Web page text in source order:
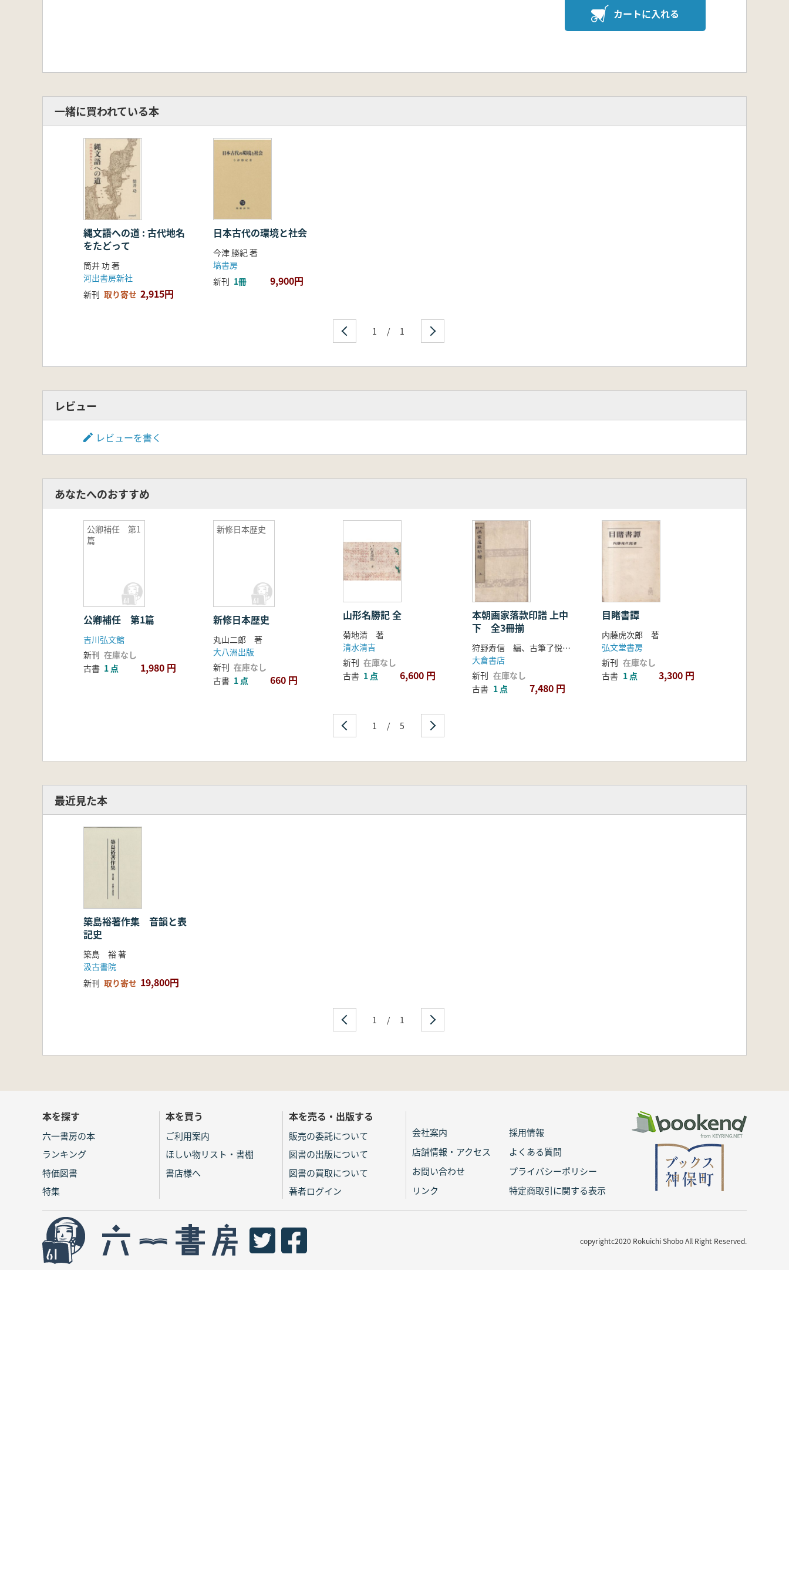
カートに入れる
一緒に買われている本
縄文語への道 : 古代地名
をたどって
筒井 功 著
河出書房新社
新刊 取り寄せ 2,915円
日本古代の環境と社会
今津 勝紀 著
塙書房
新刊 1冊 9,900円
1 / 1
レビュー
レビューを書く
あなたへのおすすめ
公卿補任 第1
篇
公卿補任 第1篇
吉川弘文館
新刊 在庫なし
古書 1 点 1,980 円
新修日本歴史
新修日本歴史
丸山二郎 著
大八洲出版
新刊 在庫なし
古書 1 点 660 円
山形名勝記 全
菊地清 著
清水清吉
新刊 在庫なし
古書 1 点 6,600 円
本朝画家落款印譜 上中
下 全3冊揃
狩野寿信 編、古筆了悦 校閲
大倉書店
新刊 在庫なし
古書 1 点 7,480 円
目睹書譚
内藤虎次郎 著
弘文堂書房
新刊 在庫なし
古書 1 点 3,300 円
1 / 5
最近見た本
築島裕著作集 音韻と表
記史
築島 裕 著
汲古書院
新刊 取り寄せ 19,800円
1 / 1
本を探す
六一書房の本
ランキング
特価図書
特集
本を買う
ご利用案内
ほしい物リスト・書棚
書店様へ
本を売る・出版する
販売の委託について
図書の出版について
図書の買取について
著者ログイン
会社案内
採用情報
店舗情報・アクセス
よくある質問
お問い合わせ
プライバシーポリシー
リンク
特定商取引に関する表示
copyrightc2020 Rokuichi Shobo All Right Reserved.